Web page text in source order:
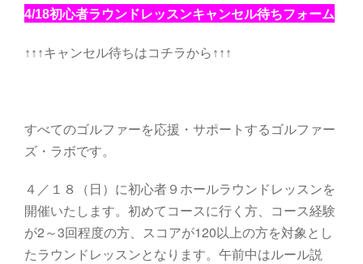
4/18初心者ラウンドレッスンキャンセル待ちフォーム
↑↑↑キャンセル待ちはコチラから↑↑↑
すべてのゴルファーを応援・サポートするゴルファー
ズ・ラボです。
４／１８（日）に初心者９ホールラウンドレッスンを
開催いたします。初めてコースに行く方、コース経験
が2～3回程度の方、スコアが120以上の方を対象とし
たラウンドレッスンとなります。午前中はルール説